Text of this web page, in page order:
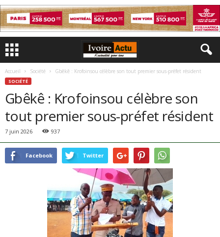
Accueil Société Gbêkê : Krofoinsou célèbre son tout premier sous-préfet résident
SOCIÉTÉ
Gbêkê : Krofoinsou célèbre son
tout premier sous-préfet résident
7 juin 2026 937
Facebook Twitter